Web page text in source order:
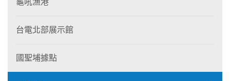
台電北部展示館
國聖埔據點